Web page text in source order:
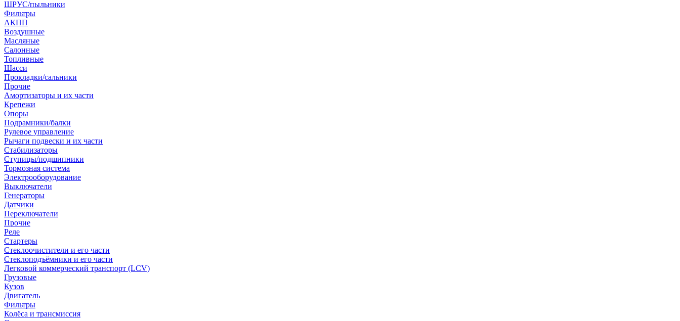
ШРУС/пыльники
Фильтры
АКПП
Воздушные
Масляные
Салонные
Топливные
Шасси
Прокладки/сальники
Прочие
Амортизаторы и их части
Крепежи
Опоры
Подрамники/балки
Рулевое управление
Рычаги подвески и их части
Стабилизаторы
Ступицы/подшипники
Тормозная система
Электрооборудование
Выключатели
Генераторы
Датчики
Переключатели
Прочие
Реле
Стартеры
Стеклоочистители и его части
Стеклоподъёмники и его части
Легковой коммерческий транспорт (LCV)
Грузовые
Кузов
Двигатель
Фильтры
Колёса и трансмиссия